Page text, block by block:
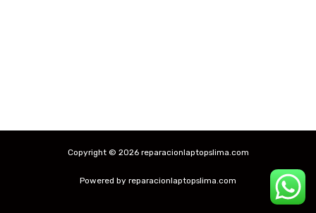
Copyright © 2026 reparacionlaptopslima.com
Powered by reparacionlaptopslima.com